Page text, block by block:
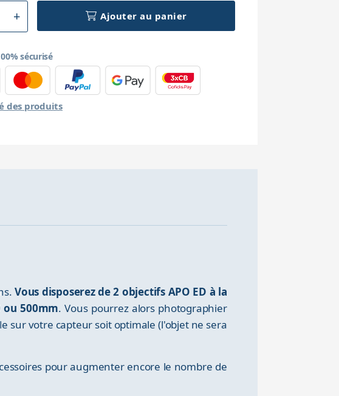
Ajouter au panier
sécurisé
des produits
Vous disposerez de 2 objectifs APO ED à la
500mm. Vous pourrez alors photographier
sur votre capteur soit optimale (l'objet ne sera
pour augmenter encore le nombre de